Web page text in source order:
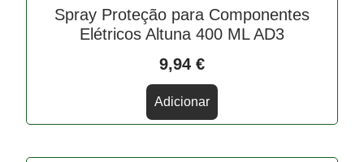
Spray Proteção para Componentes
Elétricos Altuna 400 ML AD3
9,94 €
Adicionar